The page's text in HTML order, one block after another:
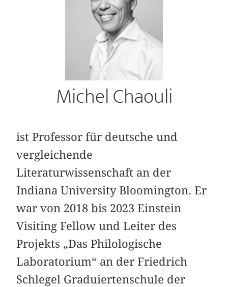
Michel Chaouli
ist Professor für deutsche und
vergleichende
Literaturwissenschaft an der
Indiana University Bloomington. Er
war von 2018 bis 2023 Einstein
Visiting Fellow und Leiter des
Projekts „Das Philologische
Laboratorium“ an der Friedrich
Schlegel Graduiertenschule der